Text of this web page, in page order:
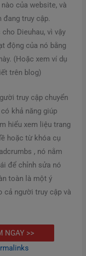
của website, và
đang truy cập.
Dieuhau, vì vậy
động của nó bằng
(Hoặc xem ví dụ
trên blog)
truy cập chuyển
khả năng giúp
hiểu xem liệu trang
hoặc từ khóa cụ
, nó nằm
để chỉnh sửa nó
toàn là một ý
cả người truy cập và
NGAY >>